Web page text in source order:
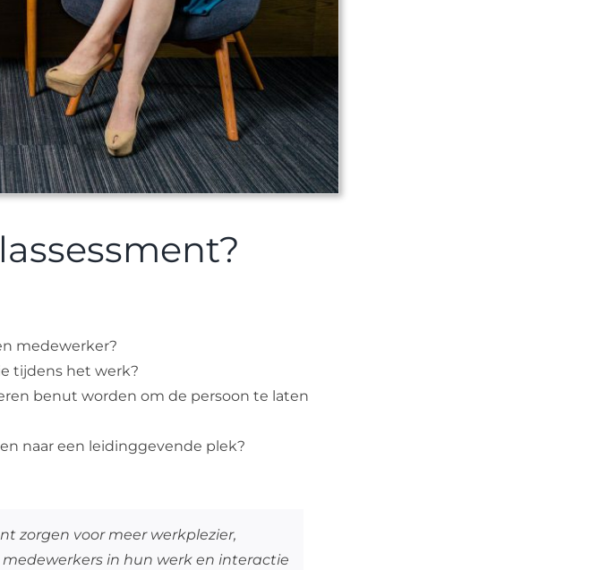
medewerker?
tijdens het werk?
benut worden om de persoon te laten
naar een leidinggevende plek?
zorgen voor meer werkplezier,
in hun werk en interactie